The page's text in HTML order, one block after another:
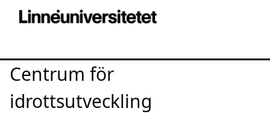
Centrum för
idrottsutveckling